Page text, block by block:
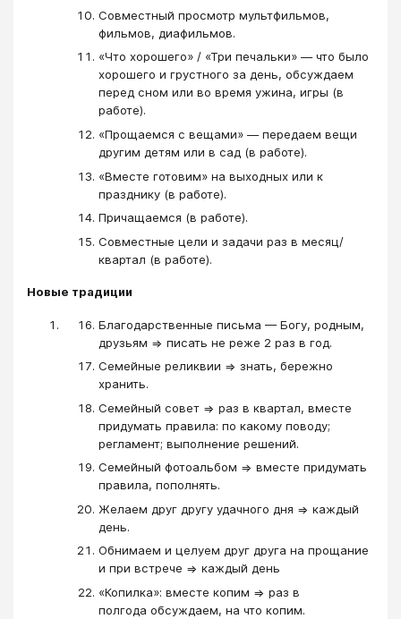
Совместный просмотр мультфильмов,
фильмов, диафильмов.
«Что хорошего» / «Три печальки» — что было
хорошего и грустного за день, обсуждаем
перед сном или во время ужина, игры (в
работе).
«Прощаемся с вещами» — передаем вещи
другим детям или в сад (в работе).
«Вместе готовим» на выходных или к
празднику (в работе).
Причащаемся (в работе).
Совместные цели и задачи раз в месяц/
квартал (в работе).
Новые традиции
Благодарственные письма — Богу, родным,
друзьям => писать не реже 2 раз в год.
Семейные реликвии => знать, бережно
хранить.
Семейный совет => раз в квартал, вместе
придумать правила: по какому поводу;
регламент; выполнение решений.
Семейный фотоальбом => вместе придумать
правила, пополнять.
Желаем друг другу удачного дня => каждый
день.
Обнимаем и целуем друг друга на прощание
и при встрече => каждый день
«Копилка»: вместе копим => раз в
полгода обсуждаем, на что копим.